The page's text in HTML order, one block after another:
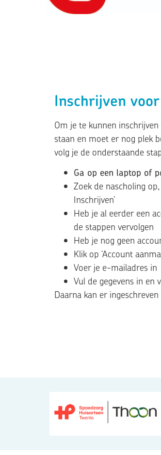
Inschrijven
Om je te kunnen
staan en moet er nog plek
volg je de onderstaande
Ga op een laptop of
Zoek de nascholing
Inschrijven’
Heb je al eerder een
de stappen vervolgen
Heb je nog geen
Klik op ‘Account
Voer je e-mailadres in
Vul de gegevens in en
Daarna kan er